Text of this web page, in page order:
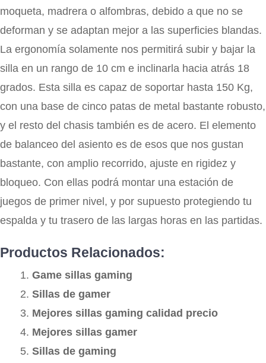
moqueta, madrera o alfombras, debido a que no se
deforman y se adaptan mejor a las superficies blandas.
La ergonomía solamente nos permitirá subir y bajar la
silla en un rango de 10 cm e inclinarla hacia atrás 18
grados. Esta silla es capaz de soportar hasta 150 Kg,
con una base de cinco patas de metal bastante robusto,
y el resto del chasis también es de acero. El elemento
de balanceo del asiento es de esos que nos gustan
bastante, con amplio recorrido, ajuste en rigidez y
bloqueo. Con ellas podrá montar una estación de
juegos de primer nivel, y por supuesto protegiendo tu
espalda y tu trasero de las largas horas en las partidas.
Productos Relacionados:
Game sillas gaming
Sillas de gamer
Mejores sillas gaming calidad precio
Mejores sillas gamer
Sillas de gaming